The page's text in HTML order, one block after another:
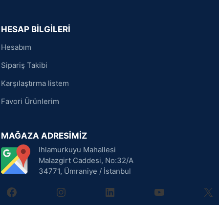
HESAP BİLGİLERİ
Hesabım
Sipariş Takibi
Karşılaştırma listem
Favori Ürünlerim
MAĞAZA ADRESİMİZ
Ihlamurkuyu Mahallesi
Malazgirt Caddesi, No:32/A
34771, Ümraniye / İstanbul
facebookinstagramlinkedin youtube X